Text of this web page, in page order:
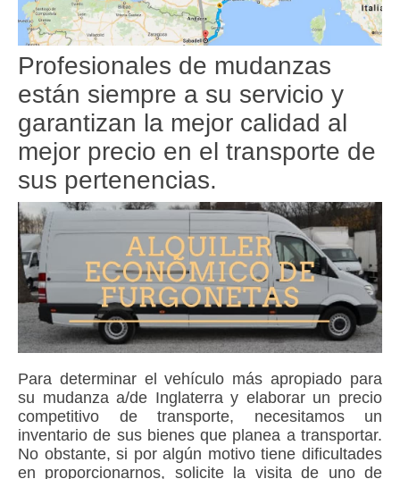
Profesionales de mudanzas
están siempre a su servicio y
garantizan la mejor calidad al
mejor precio en el transporte de
sus pertenencias.
Para determinar el vehículo más apropiado para
su mudanza a/de Inglaterra y elaborar un precio
competitivo de transporte, necesitamos un
inventario de sus bienes que planea a transportar.
No obstante, si por algún motivo tiene dificultades
en proporcionarnos, solicite la visita de uno de